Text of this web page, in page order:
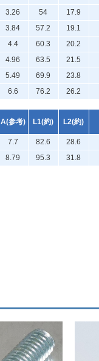
3.26 54
17.9
3.84 57.2
19.1
4.4 60.3
20.2
4.96 63.5
21.5
5.49 69.9
23.8
6.6 76.2 26.2
A(参考) L1(約) L2(約)
7.7 82.6
28.6
8.79 95.3 31.8